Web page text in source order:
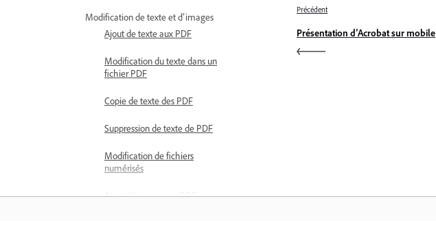
Modification de texte et d’images
Ajout de texte aux PDF
Modification du texte dans un
fichier PDF
Copie de texte des PDF
Suppression de texte de PDF
Modification de fichiers
numérisés
Ajout d’images aux PDF
Précédent
Présentation d’Acrobat sur mobile